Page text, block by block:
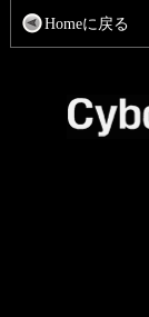
Homeに戻る